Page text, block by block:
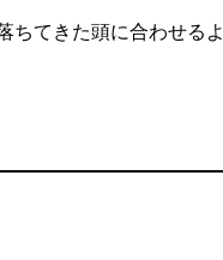
ちてきた頭に合わせる